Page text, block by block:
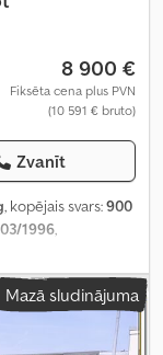
8 900 €
Fiksēta cena plus PVN
(10 591 € bruto)
Zvanīt
, kopējais svars:900
03/1996,
Mazā sludinājuma